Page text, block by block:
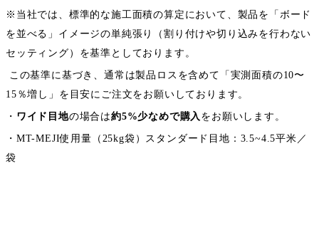
※当社では、標準的な施工面積の算定において、製品を「ボード
を並べる」イメージの単純張り（割り付けや切り込みを行わない
セッティング）を基準としております。
この基準に基づき、通常は製品ロスを含めて「実測面積の10〜
15％増し」を目安にご注文をお願いしております。
・ ワイド目地の場合は約5%少なめで購入 をお願いします。
・MT-MEJI使用量（25kg袋）スタンダード目地：3.5~4.5平米／
袋